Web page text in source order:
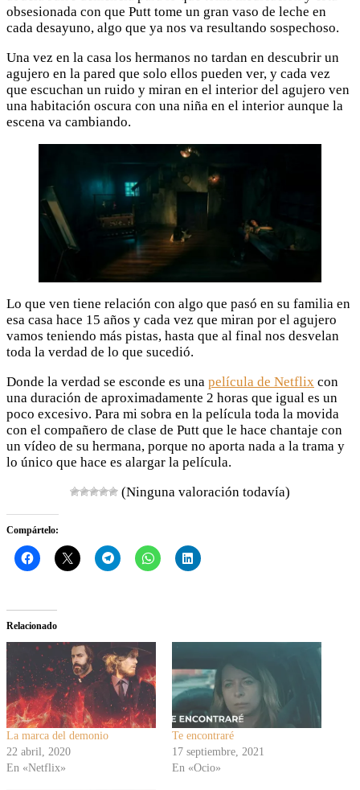
obsesionada con que Putt tome un gran vaso de leche en
cada desayuno, algo que ya nos va resultando sospechoso.
Una vez en la casa los hermanos no tardan en descubrir un
agujero en la pared que solo ellos pueden ver, y cada vez
que escuchan un ruido y miran en el interior del agujero ven
una habitación oscura con una niña en el interior aunque la
escena va cambiando.
Lo que ven tiene relación con algo que pasó en su familia en
esa casa hace 15 años y cada vez que miran por el agujero
vamos teniendo más pistas, hasta que al final nos desvelan
toda la verdad de lo que sucedió.
Donde la verdad se esconde es una película de Netflix con
una duración de aproximadamente 2 horas que igual es un
poco excesivo. Para mi sobra en la película toda la movida
con el compañero de clase de Putt que le hace chantaje con
un vídeo de su hermana, porque no aporta nada a la trama y
lo único que hace es alargar la película.
(Ninguna valoración todavía)
Compártelo:
Relacionado
La marca del demonio
22 abril, 2020
En «Netflix»
Te encontraré
17 septiembre, 2021
En «Ocio»